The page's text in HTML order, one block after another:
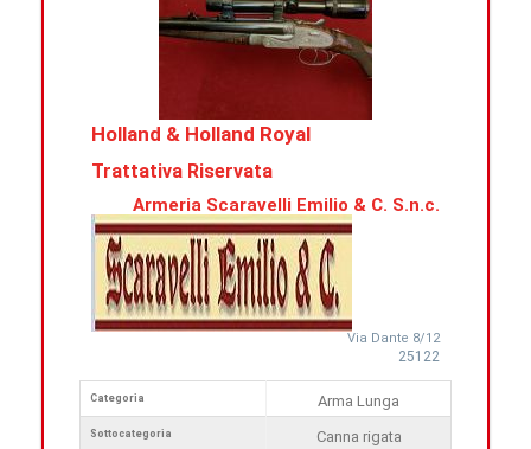
Holland & Holland Royal
Trattativa Riservata
Armeria Scaravelli Emilio & C. S.n.c.
Via Dante 8/12
25122
Categoria
Sottocategoria
Arma Lunga
Canna rigata